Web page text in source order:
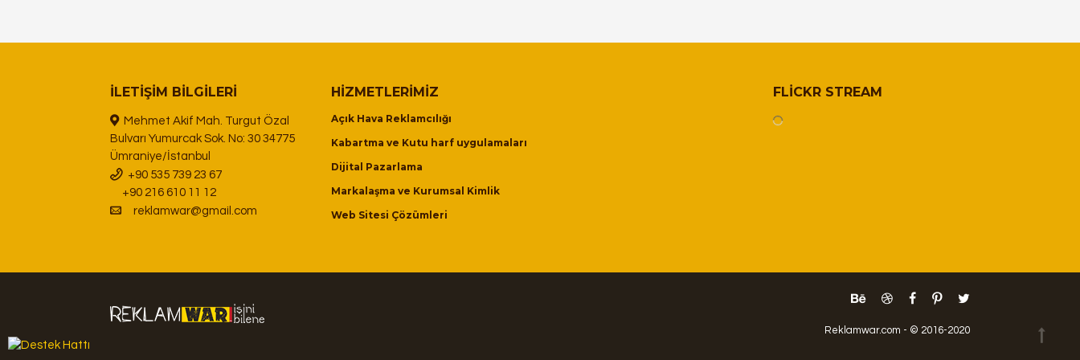
İLETIŞIM BILGILERI
Mehmet Akif Mah. Turgut Özal
Bulvarı Yumurcak Sok. No: 30 34775
Ümraniye/İstanbul
+90 535 739 23 67
+90 216 610 11 12
reklamwar@gmail.com
HIZMETLERIMIZ
Açık Hava Reklamcılığı
Kabartma ve Kutu harf uygulamaları
Dijital Pazarlama
Markalaşma ve Kurumsal Kimlik
Web Sitesi Çözümleri
FLICKR STREAM
Reklamwar.com - © 2016-2020